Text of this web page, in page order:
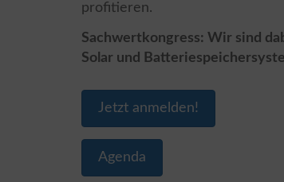
profitieren.
Sachwertkongress: Wir sind
Solar und
Jetzt anmelden!
Agenda